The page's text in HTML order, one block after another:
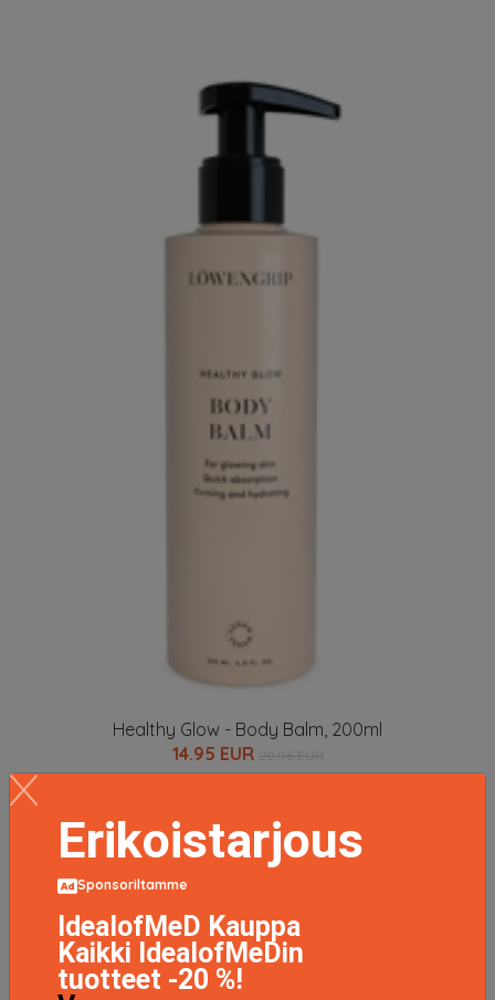
Healthy Glow - Body Balm, 200ml
14.95 EUR
Erikoistarjous
Sponsoriltamme
IdealofMeD Kauppa
Kaikki IdealofMeDin
tuotteet -20 %!